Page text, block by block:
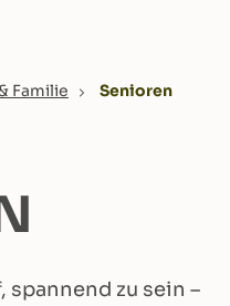
Familie Senioren
spannend zu sein –